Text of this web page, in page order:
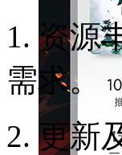
1. 资源
需求。
2. 更新